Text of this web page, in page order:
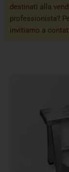
destinati alla
professionista?
invitiamo a